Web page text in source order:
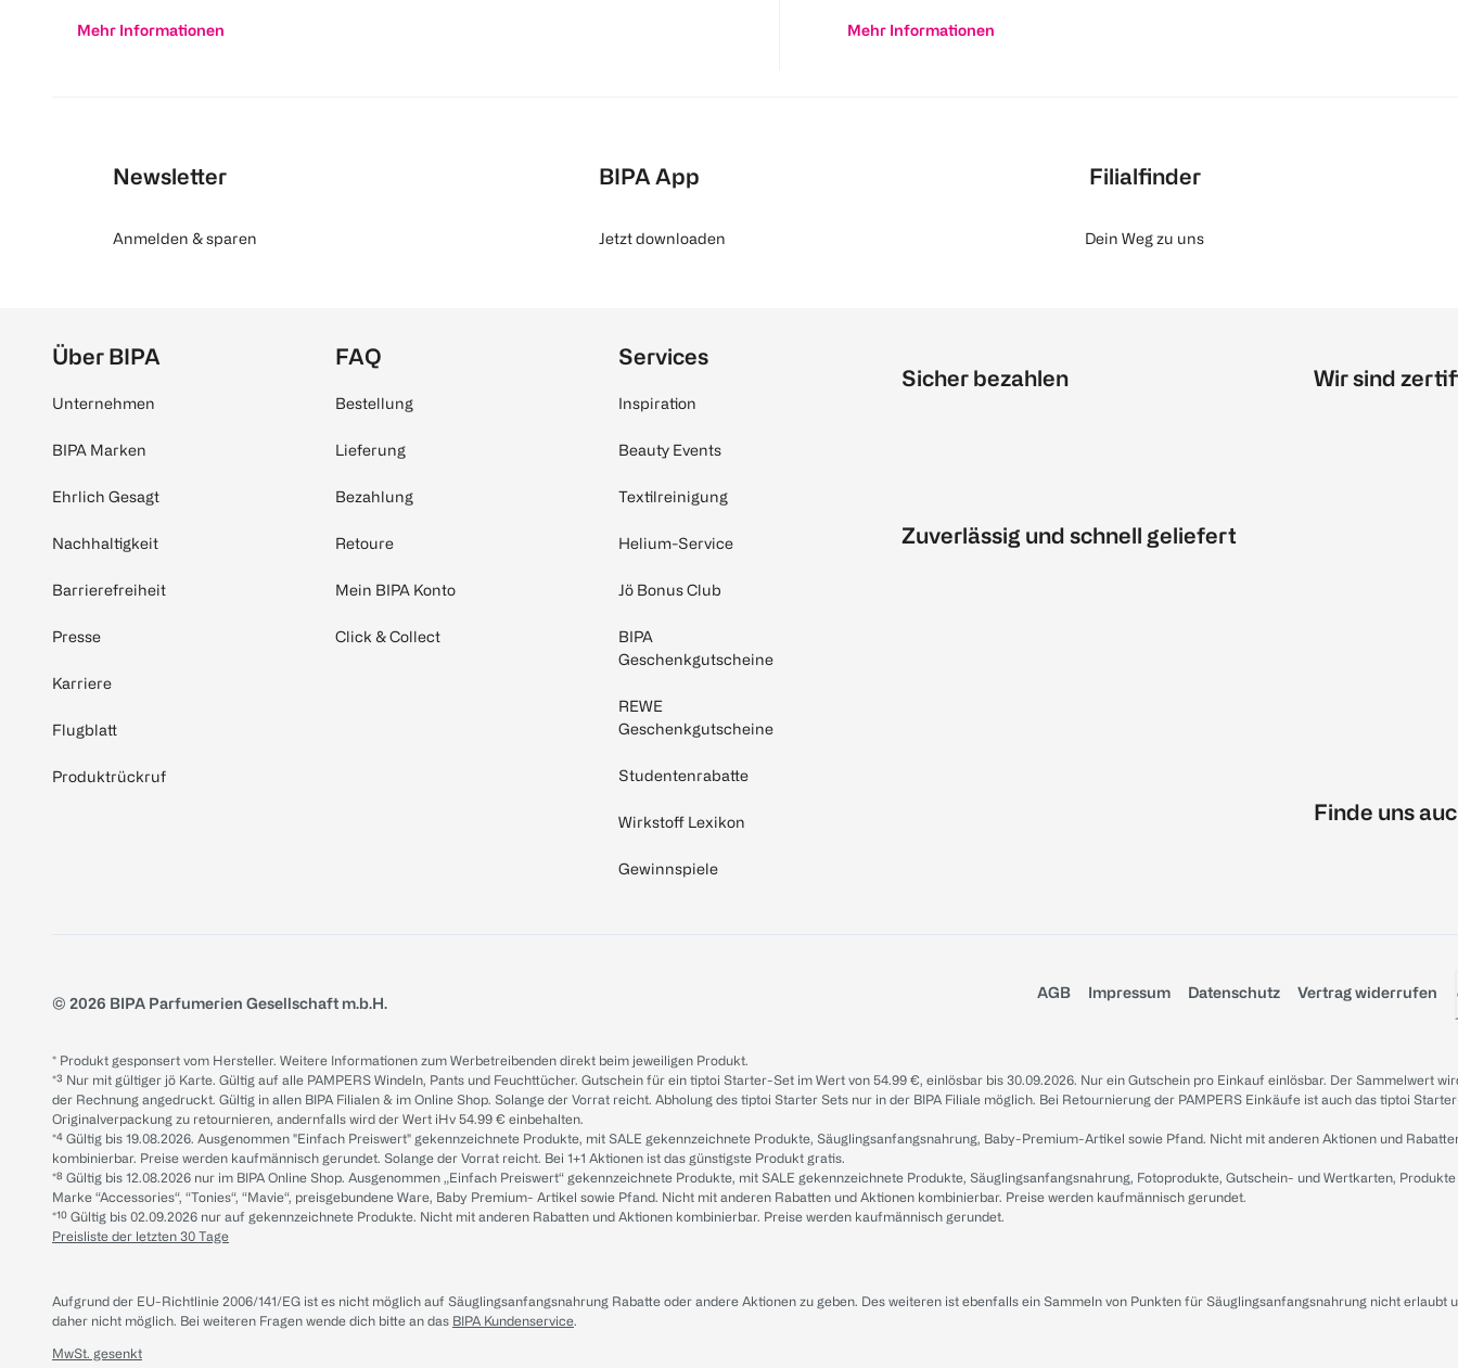
Mehr Informationen Mehr Informationen
Newsletter
Anmelden & sparen
BIPA App
Jetzt downloaden
Filialfinder
Dein Weg zu uns
Über BIPA
Unternehmen
BIPA Marken
Ehrlich Gesagt
Nachhaltigkeit
Barrierefreiheit
Presse
Karriere
Flugblatt
Produktrückruf
FAQ
Bestellung
Lieferung
Bezahlung
Retoure
Mein BIPA Konto
Click & Collect
Services
Inspiration
Beauty Events
Textilreinigung
Helium-Service
Jö Bonus Club
BIPA
Geschenkgutscheine
REWE
Geschenkgutscheine
Studentenrabatte
Wirkstoff Lexikon
Gewinnspiele
Sicher bezahlen
Zuverlässig und schnell geliefert
Wir sind
Finde uns
© 2026 BIPA Parfumerien Gesellschaft m.b.H.
AGB Impressum Datenschutz Vertrag widerrufen
* Produkt gesponsert vom Hersteller. Weitere Informationen zum Werbetreibenden direkt beim jeweiligen Produkt.
*³ Nur mit gültiger jö Karte. Gültig auf alle PAMPERS Windeln, Pants und Feuchttücher. Gutschein für ein tiptoi Starter-Set im Wert von 54.99 €, einlösbar bis 30.09.2026. Nur ein Gutschein pro Einkauf einlösbar. Der Sammelwert
der Rechnung angedruckt. Gültig in allen BIPA Filialen & im Online Shop. Solange der Vorrat reicht. Abholung des tiptoi Starter Sets nur in der BIPA Filiale möglich. Bei Retournierung der PAMPERS Einkäufe ist auch das tiptoi
Originalverpackung zu retournieren, andernfalls wird der Wert iHv 54.99 € einbehalten.
*⁴ Gültig bis 19.08.2026. Ausgenommen "Einfach Preiswert" gekennzeichnete Produkte, mit SALE gekennzeichnete Produkte, Säuglingsanfangsnahrung, Baby-Premium-Artikel sowie Pfand. Nicht mit anderen Aktionen und
kombinierbar. Preise werden kaufmännisch gerundet. Solange der Vorrat reicht. Bei 1+1 Aktionen ist das günstigste Produkt gratis.
*⁸ Gültig bis 12.08.2026 nur im BIPA Online Shop. Ausgenommen „Einfach Preiswert“ gekennzeichnete Produkte, mit SALE gekennzeichnete Produkte, Säuglingsanfangsnahrung, Fotoprodukte, Gutschein- und Wertkarten,
Marke “Accessories“, “Tonies“, “Mavie“, preisgebundene Ware, Baby Premium- Artikel sowie Pfand. Nicht mit anderen Rabatten und Aktionen kombinierbar. Preise werden kaufmännisch gerundet.
*¹⁰ Gültig bis 02.09.2026 nur auf gekennzeichnete Produkte. Nicht mit anderen Rabatten und Aktionen kombinierbar. Preise werden kaufmännisch gerundet.
Preisliste der letzten 30 Tage
Aufgrund der EU-Richtlinie 2006/141/EG ist es nicht möglich auf Säuglingsanfangsnahrung Rabatte oder andere Aktionen zu geben. Des weiteren ist ebenfalls ein Sammeln von Punkten für Säuglingsanfangsnahrung nicht erlaubt
daher nicht möglich. Bei weiteren Fragen wende dich bitte an das BIPA Kundenservice.
MwSt. gesenkt